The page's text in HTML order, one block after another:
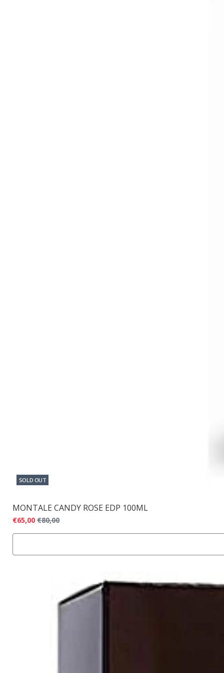
SOLD OUT
MONTALE CANDY ROSE EDP 100ML
€65,00 €80,00